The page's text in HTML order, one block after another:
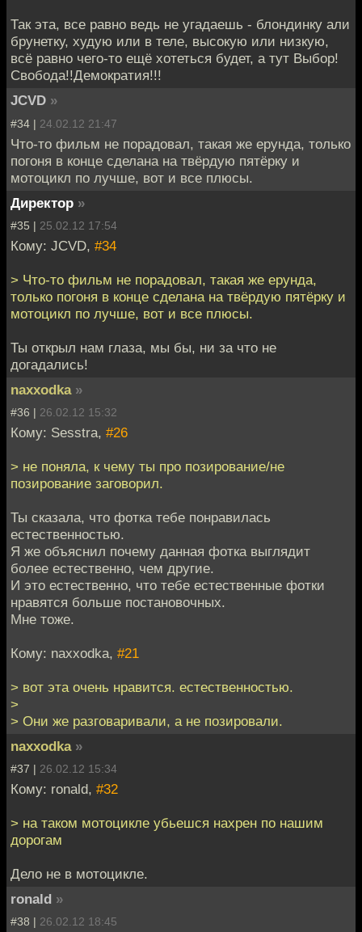
Так эта, все равно ведь не угадаешь - блондинку али
брунетку, худую или в теле, высокую или низкую,
всё равно чего-то ещё хотеться будет, а тут Выбор!
Свобода!!Демократия!!!
JCVD »
#34 | 24.02.12 21:47
Что-то фильм не порадовал, такая же ерунда, только
погоня в конце сделана на твёрдую пятёрку и
мотоцикл по лучше, вот и все плюсы.
Директор »
#35 | 25.02.12 17:54
Кому: JCVD, #34
> Что-то фильм не порадовал, такая же ерунда,
только погоня в конце сделана на твёрдую пятёрку и
мотоцикл по лучше, вот и все плюсы.
Ты открыл нам глаза, мы бы, ни за что не
догадались!
naxxodka »
#36 | 26.02.12 15:32
Кому: Sesstra, #26
> не поняла, к чему ты про позирование/не
позирование заговорил.
Ты сказала, что фотка тебе понравилась
естественностью.
Я же объяснил почему данная фотка выглядит
более естественно, чем другие.
И это естественно, что тебе естественные фотки
нравятся больше постановочных.
Мне тоже.
Кому: naxxodka, #21
> вот эта очень нравится. естественностью.
>
> Они же разговаривали, а не позировали.
naxxodka »
#37 | 26.02.12 15:34
Кому: ronald, #32
> на таком мотоцикле убьешся нахрен по нашим
дорогам
Дело не в мотоцикле.
ronald »
#38 | 26.02.12 18:45